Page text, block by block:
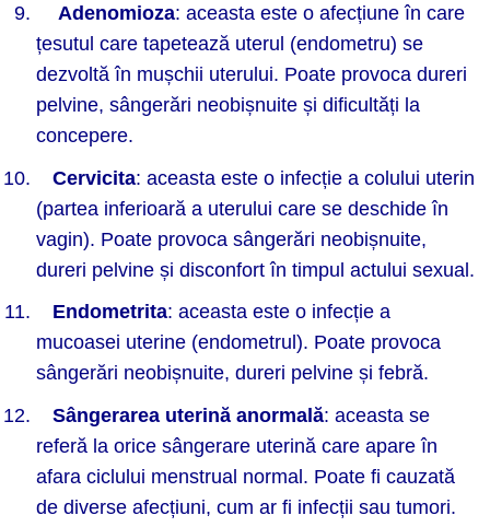
Adenomioza: aceasta este o afecțiune în care
țesutul care tapetează uterul (endometru) se
dezvoltă în mușchii uterului. Poate provoca dureri
pelvine, sângerări neobișnuite și dificultăți la
concepere.
Cervicita: aceasta este o infecție a colului uterin
(partea inferioară a uterului care se deschide în
vagin). Poate provoca sângerări neobișnuite,
dureri pelvine și disconfort în timpul actului sexual.
Endometrita: aceasta este o infecție a
mucoasei uterine (endometrul). Poate provoca
sângerări neobișnuite, dureri pelvine și febră.
Sângerarea uterinăanormală: aceasta se
referă la orice sângerare uterină care apare în
afara ciclului menstrual normal. Poate fi cauzată
de diverse afecțiuni, cum ar fi infecții sau tumori.